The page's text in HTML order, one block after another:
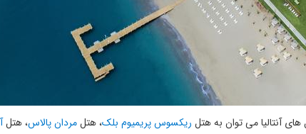
آنتالیا می توان به هتل ریکسوس پریمیوم بلک، هتلمردان پالاس، هتل